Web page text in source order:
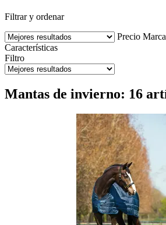
Filtrar y ordenar
Precio
Características
Filtro
Mantas de invierno: 16